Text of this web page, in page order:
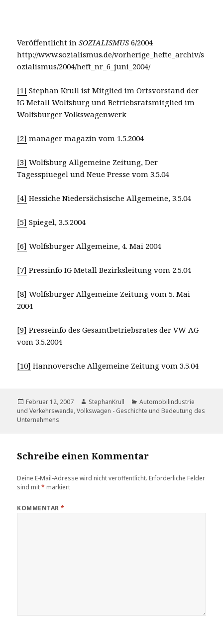
Veröffentlicht inSOZIALISMUS6/2004
http://www.sozialismus.de/vorherige_hefte_archiv/s
ozialismus/2004/heft_nr_6_juni_2004/
[1] Stephan Krull ist Mitglied im Ortsvorstand der
IG Metall Wolfsburg und Betriebsratsmitglied im
Wolfsburger Volkswagenwerk
[2] manager magazin vom 1.5.2004
[3] Wolfsburg Allgemeine Zeitung, Der
Tagesspiuegel und Neue Presse vom 3.5.04
[4] Hessiche Niedersächsische Allgemeine, 3.5.04
[5] Spiegel, 3.5.2004
[6] Wolfsburger Allgemeine, 4. Mai 2004
[7] Pressinfo IG Metall Bezirksleitung vom 2.5.04
[8] Wolfsburger Allgemeine Zeitung vom 5. Mai
2004
[9] Presseinfo des Gesamtbetriebsrates der VW AG
vom 3.5.2004
[10] Hannoversche Allgemeine Zeitung vom 3.5.04
Veröffentlicht
am
Februar 12, 2007 Autor
StephanKrull Kategorien
Automobilindustrie
und Verkehrswende,Volkswagen - Geschichte und Bedeutung des
Unternehmens
Schreibe einen Kommentar
Deine E-Mail-Adresse wird nicht veröffentlicht. Erforderliche Felder
sind mit* markiert
KOMMENTAR*